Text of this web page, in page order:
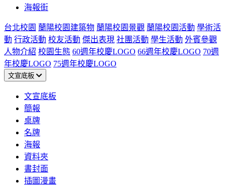
海報街
台北校園 蘭陽校園建築物 蘭陽校園景觀 蘭陽校園活動 學術活
動 行政活動 校友活動 傑出表現 社團活動 學生活動 外賓參觀
人物介紹 校園生態 60週年校慶LOGO 66週年校慶LOGO 70週
年校慶LOGO 75週年校慶LOGO
文宣底板
文宣底板
簡報
桌牌
名牌
海報
資料夾
書封面
插圖漫畫